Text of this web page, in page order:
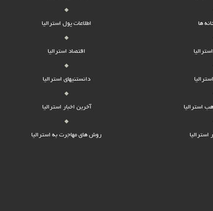
اطلاعات پول استرالیا
اقتصاد استرالیا
دانستنیهای استرالیا
آخرین اخبار استرالیا
روش های مهاجرت به استرالیا
ها
استرالیا
استرالیا